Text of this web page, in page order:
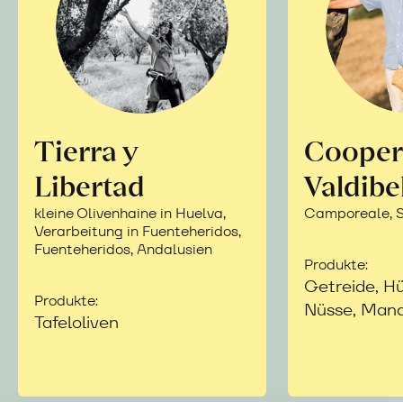
Tierra y
Libertad
kleine Olivenhaine in Huelva,
Verarbeitung in Fuenteheridos,
Fuenteheridos, Andalusien
Produkte:
Tafeloliven
Camporeale,
Produkte:
Getreide,
Nüsse,